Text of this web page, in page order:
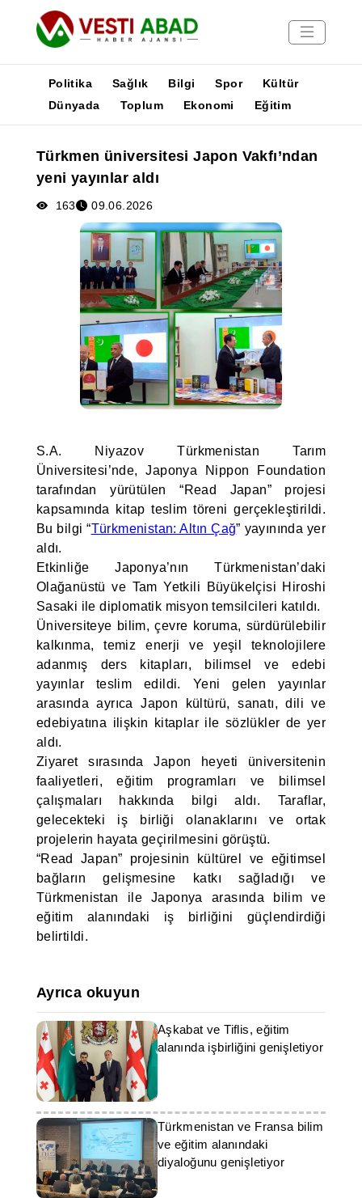
Yayınlar
Medya
Poster
Politika Sağlık Bilgi Spor
Kültür
Dünyada
Toplum Ekonomi Eğitim
Türkmen üniversitesi Japon Vakfı’ndan
yeni yayınlar aldı
163 09.06.2026
S.A. Niyazov Türkmenistan Tarım
Üniversitesi’nde, Japonya Nippon Foundation
tarafından yürütülen “Read Japan” projesi
kapsamında kitap teslim töreni gerçekleştirildi.
Bu bilgi “Türkmenistan: Altın Çağ” yayınında yer
aldı.
Etkinliğe Japonya’nın Türkmenistan’daki
Olağanüstü ve Tam Yetkili Büyükelçisi Hiroshi
Sasaki ile diplomatik misyon temsilcileri katıldı.
Üniversiteye bilim, çevre koruma, sürdürülebilir
kalkınma, temiz enerji ve yeşil teknolojilere
adanmış ders kitapları, bilimsel ve edebi
yayınlar teslim edildi. Yeni gelen yayınlar
arasında ayrıca Japon kültürü, sanatı, dili ve
edebiyatına ilişkin kitaplar ile sözlükler de yer
aldı.
Ziyaret sırasında Japon heyeti üniversitenin
faaliyetleri, eğitim programları ve bilimsel
çalışmaları hakkında bilgi aldı. Taraflar,
gelecekteki iş birliği olanaklarını ve ortak
projelerin hayata geçirilmesini görüştü.
“Read Japan” projesinin kültürel ve eğitimsel
bağların gelişmesine katkı sağladığı ve
Türkmenistan ile Japonya arasında bilim ve
eğitim alanındaki iş birliğini güçlendirdiği
belirtildi.
Ayrıca okuyun
Aşkabat ve Tiflis, eğitim
alanında işbirliğini genişletiyor
Türkmenistan ve Fransa bilim
ve eğitim alanındaki
diyaloğunu genişletiyor